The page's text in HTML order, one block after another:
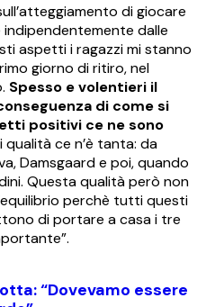
di giocare
dalle
aspetti i ragazzi mi stanno
giorno di ritiro, nel
Spesso e volentieri il
di come si
positivi ce ne sono
ce n’è tanta: da
Damsgaard e poi, quando
Questa qualità però non
perchè tutti questi
di portare a casa i tre
“Dovevamo essere